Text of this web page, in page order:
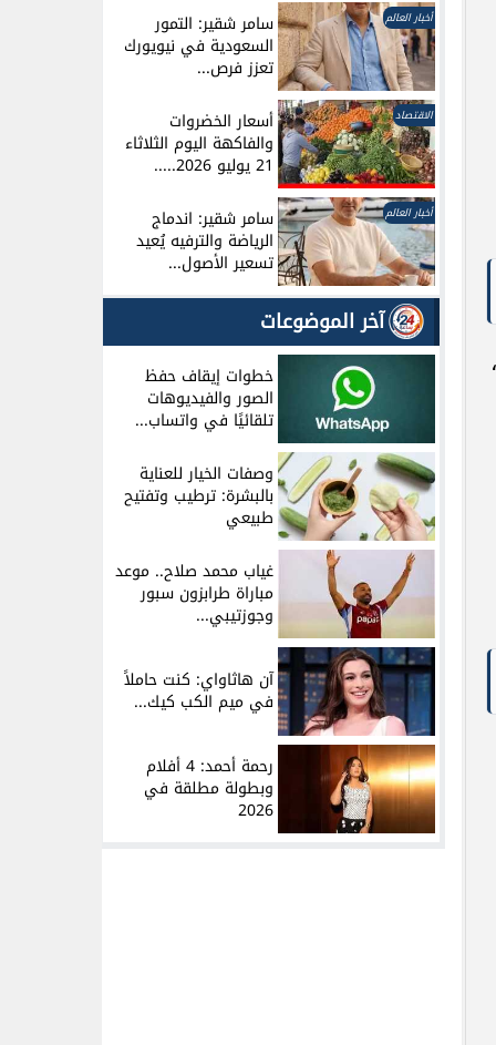
أخبار العالم سامر شقير: التمور
السعودية في نيويورك
تعزز فرص...
الاقتصاد أسعار الخضروات
والفاكهة اليوم الثلاثاء
21 يوليو 2026.....
أخبار العالم سامر شقير: اندماج
الرياضة والترفيه يُعيد
تسعير الأصول...
آخر الموضوعات
خطوات إيقاف حفظ
الصور والفيديوهات
تلقائيًا في واتساب...
وصفات الخيار للعناية
بالبشرة: ترطيب وتفتيح
طبيعي
غياب محمد صلاح.. موعد
مباراة طرابزون سبور
وجوزتيبي...
آن هاثاواي: كنت حاملاً
في ميم الكب كيك...
رحمة أحمد: 4 أفلام
وبطولة مطلقة في
2026